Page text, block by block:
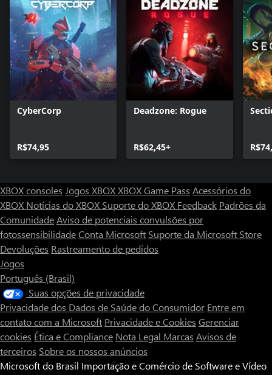
CyberCorp
R$74,95
Deadzone: Rogue
R$62,45+
XBOX consoles Jogos XBOXXBOX Game Pass Acessórios do
XBOX Notícias do XBOX Suporte do XBOX Feedback Padrões da
ComunidadeAviso de potenciais convulsões por
fotossensibilidadeConta Microsoft Suporte da Microsoft Store
Devoluções Rastreamento de pedidos
Jogos
Português (Brasil)
Suas opções de privacidade
Privacidade dos Dados de Saúde do Consumidor Entre em
contato com a Microsoft Privacidade e Cookies Gerenciar
cookies Ética e Compliance Nota Legal Marcas Avisos de
terceiros Sobre os nossos anúncios
Microsoft do Brasil Importação e Comércio de Software e Vídeo